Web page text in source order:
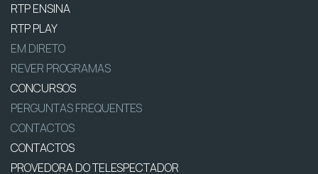
RTP ENSINA
RTP PLAY
EM DIRETO
REVER PROGRAMAS
CONCURSOS
PERGUNTAS FREQUENTES
CONTACTOS
CONTACTOS
PROVEDORA DO TELESPECTADOR